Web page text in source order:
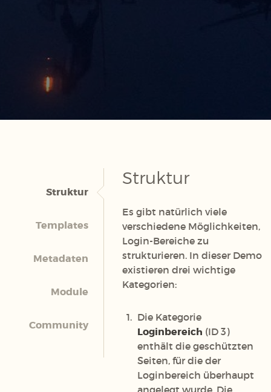
Struktur
Templates
Metadaten
Module
Community
Struktur
Es gibt natürlich viele
verschiedene Möglichkeiten,
Login-Bereiche zu
strukturieren. In dieser Demo
existieren drei wichtige
Kategorien:
Die Kategorie
Loginbereich (ID 3)
enthält die geschützten
Seiten, für die der
Loginbereich überhaupt
angelegt wurde. Die